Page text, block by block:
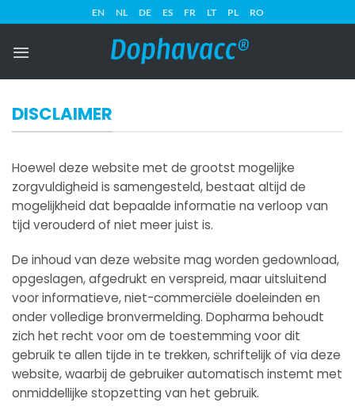
naar
inhoud
EN NL DE ES FR LT PL RO
DISCLAIMER
Hoewel deze website met de grootst mogelijke
zorgvuldigheid is samengesteld, bestaat altijd de
mogelijkheid dat bepaalde informatie na verloop van
tijd verouderd of niet meer juist is.
De inhoud van deze website mag worden gedownload,
opgeslagen, afgedrukt en verspreid, maar uitsluitend
voor informatieve, niet-commerciële doeleinden en
onder volledige bronvermelding. Dopharma behoudt
zich het recht voor om de toestemming voor dit
gebruik te allen tijde in te trekken, schriftelijk of via deze
website, waarbij de gebruiker automatisch instemt met
onmiddellijke stopzetting van het gebruik.